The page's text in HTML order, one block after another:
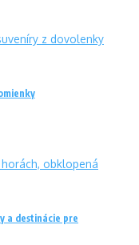
a destinácie pre